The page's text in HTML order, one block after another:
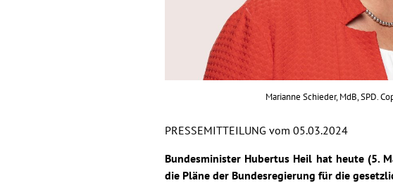
Marianne Schieder, MdB, SPD.
PRESSEMITTEILUNG vom 05.03.2024
Bundesminister Hubertus Heil hat heute (5.
die Pläne der Bundesregierung für die